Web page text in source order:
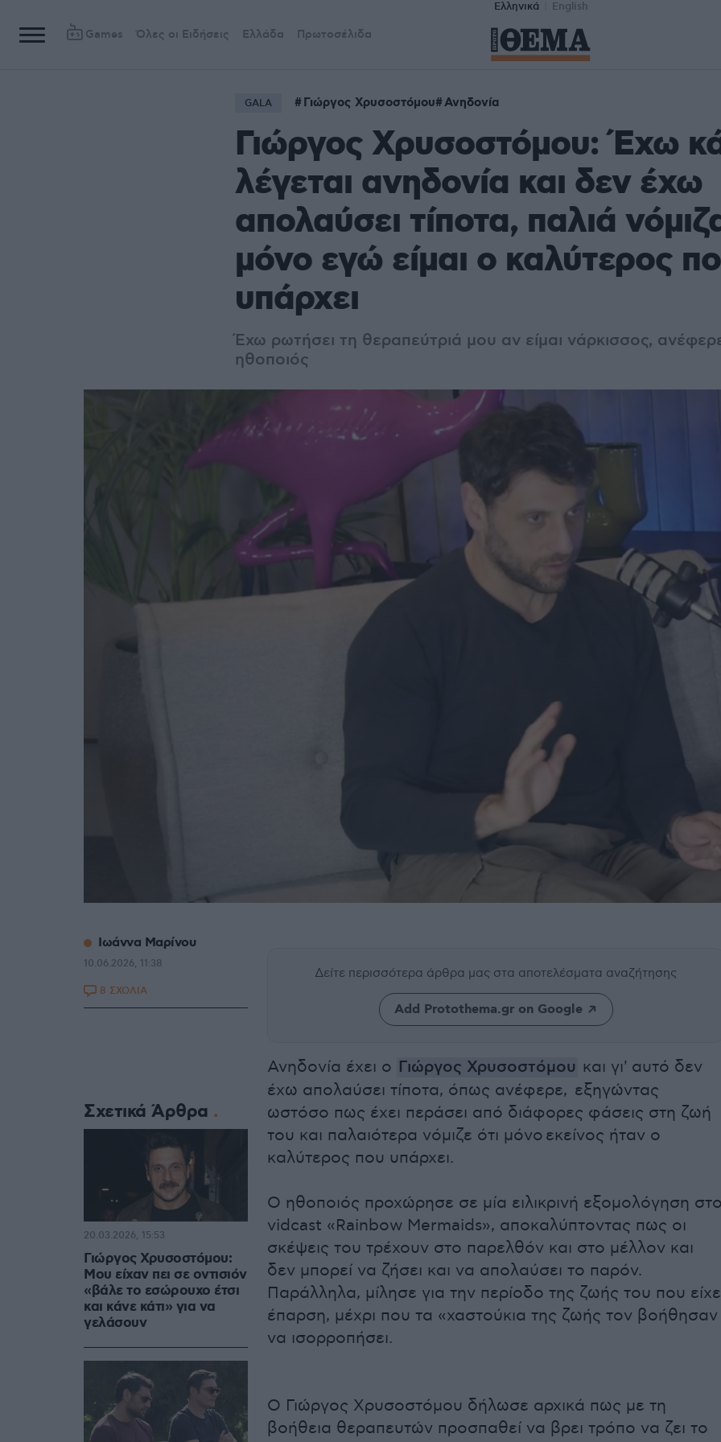
Ελληνικά English
Games Όλες οι Ειδήσεις Ελλάδα Πρωτοσέλιδα
GALA Γιώργος Χρυσοστόμου Ανηδονία
Γιώργος Χρυσοστόμου: Έχω
λέγεται ανηδονία και δεν έχω
απολαύσει τίποτα, παλιά
μόνο εγώ είμαι ο καλύτερος
υπάρχει
Έχω ρωτήσει τη θεραπεύτριά μου αν είμαι νάρκισσος,
ηθοποιός
Δείτε περισσότερα άρθρα μας στα αποτελέσματα αναζήτησης
Add Protothema.gr on Google
Ανηδονία έχει ο Γιώργος Χρυσοστόμου και γι' αυτό δεν
έχω απολαύσει τίποτα, όπως ανέφερε, εξηγώντας
ωστόσο πως έχει περάσει από διάφορες φάσεις στη ζωή
του και παλαιότερα νόμιζε ότι μόνο εκείνος ήταν ο
καλύτερος που υπάρχει.
Ο ηθοποιός προχώρησε σε μία ειλικρινή εξομολόγηση
vidcast «Rainbow Mermaids», αποκαλύπτοντας πως οι
σκέψεις του τρέχουν στο παρελθόν και στο μέλλον και
δεν μπορεί να ζήσει και να απολαύσει το παρόν.
Παράλληλα, μίλησε για την περίοδο της ζωής του που είχε
έπαρση, μέχρι που τα «χαστούκια της ζωής τον βοήθησαν
να ισορροπήσει.
Ο Γιώργος Χρυσοστόμου δήλωσε αρχικά πως με τη
βοήθεια θεραπευτών προσπαθεί να βρει τρόπο να ζει το
Ιωάννα Μαρίνου
10.06.2026, 11:38
8 ΣΧΟΛΙΑ
Σχετικά Άρθρα
Γιώργος Χρυσοστόμου:
Μου είχαν πει σε οντισιόν
«βάλε το εσώρουχο έτσι
και κάνε κάτι» για να
γελάσουν
20.03.2026, 15:53